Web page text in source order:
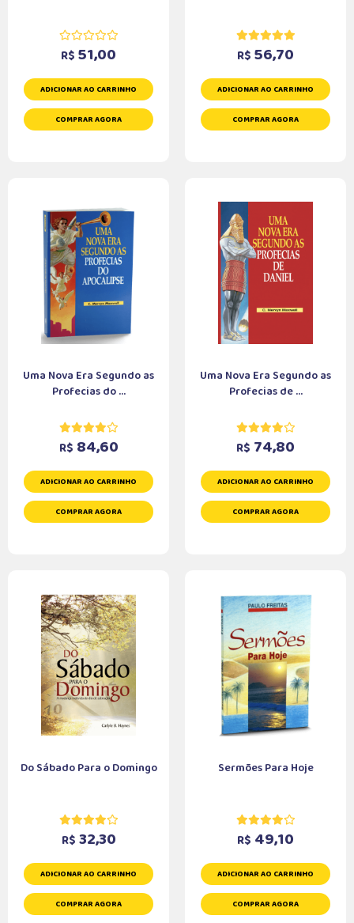
R$ 51,00
ADICIONAR AO CARRINHO
COMPRAR AGORA
R$ 56,70
ADICIONAR AO CARRINHO
COMPRAR AGORA
Uma Nova Era Segundo as
Profecias do ...
R$ 84,60
ADICIONAR AO CARRINHO
COMPRAR AGORA
Uma Nova Era Segundo as
Profecias de ...
R$ 74,80
ADICIONAR AO CARRINHO
COMPRAR AGORA
Do Sábado Para o Domingo
R$ 32,30
ADICIONAR AO CARRINHO
COMPRAR AGORA
Sermões Para Hoje
R$ 49,10
ADICIONAR AO CARRINHO
COMPRAR AGORA